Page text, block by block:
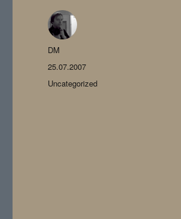
Автор
DM
Опубликовано
25.07.2007
Рубрики
Uncategorized